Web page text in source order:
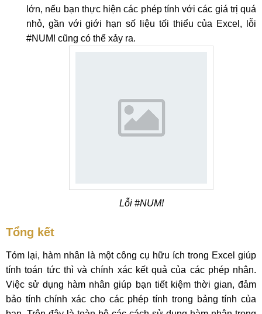
lớn, nếu bạn thực hiện các phép tính với các giá trị quá
nhỏ, gần với giới hạn số liệu tối thiểu của Excel, lỗi
#NUM! cũng có thể xảy ra.
Lỗi #NUM!
Tổng kết
Tóm lại, hàm nhân là một công cụ hữu ích trong Excel giúp
tính toán tức thì và chính xác kết quả của các phép nhân.
Việc sử dụng hàm nhân giúp bạn tiết kiệm thời gian, đảm
bảo tính chính xác cho các phép tính trong bảng tính của